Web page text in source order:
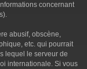
concernant
abusif, obscène,
etc. qui pourrait
lequel le serveur de
internationale. Si vous